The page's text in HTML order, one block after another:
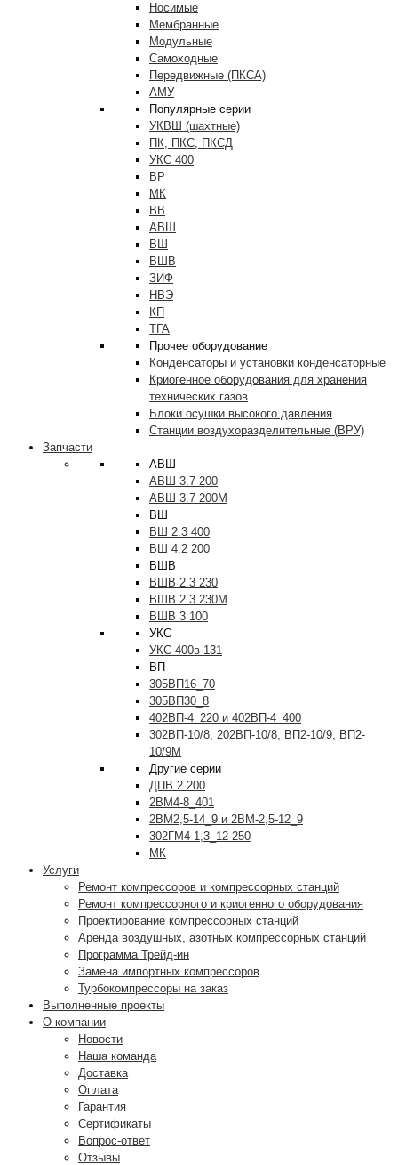
Носимые
Мембранные
Модульные
Самоходные
Передвижные (ПКСА)
АМУ
Популярные серии
УКВШ (шахтные)
ПК, ПКС, ПКСД
УКС 400
ВР
МК
ВВ
АВШ
ВШ
ВШВ
ЗИФ
НВЭ
КП
ТГА
Прочее оборудование
Конденсаторы и установки конденсаторные
Криогенное оборудования для хранения
технических газов
Блоки осушки высокого давления
Станции воздухоразделительные (ВРУ)
Запчасти
АВШ
АВШ 3.7 200
АВШ 3.7 200М
ВШ
ВШ 2.3 400
ВШ 4.2 200
ВШВ
ВШВ 2.3 230
ВШВ 2.3 230М
ВШВ 3 100
УКС
УКС 400в 131
ВП
305ВП16_70
305ВП30_8
402ВП-4_220 и 402ВП-4_400
302ВП-10/8, 202ВП-10/8, ВП2-10/9, ВП2-
10/9М
Другие серии
ДПВ 2 200
2ВМ4-8_401
2ВМ2,5-14_9 и 2ВМ-2,5-12_9
302ГМ4-1,3_12-250
МК
Услуги
Ремонт компрессоров и компрессорных станций
Ремонт компрессорного и криогенного оборудования
Проектирование компрессорных станций
Аренда воздушных, азотных компрессорных станций
Программа Трейд-ин
Замена импортных компрессоров
Турбокомпрессоры на заказ
Выполненные проекты
О компании
Новости
Наша команда
Доставка
Оплата
Гарантия
Сертификаты
Вопрос-ответ
Отзывы